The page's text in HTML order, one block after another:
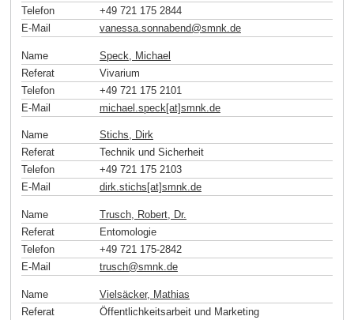
Telefon
+49 721 175 2844
E-Mail
vanessa.sonnabend@smnk de
Name
Speck, Michael
Referat
Vivarium
Telefon
+49 721 175 2101
E-Mail
michael.speck[at]smnk de
Name
Stichs, Dirk
Referat
Technik und Sicherheit
Telefon
+49 721 175 2103
E-Mail
dirk.stichs[at]smnk.de
Name
Trusch, Robert, Dr.
Referat
Entomologie
Telefon
+49 721 175-2842
E-Mail
trusch@smnk.de
Name
Vielsäcker, Mathias
Referat
Öffentlichkeitsarbeit und Marketing